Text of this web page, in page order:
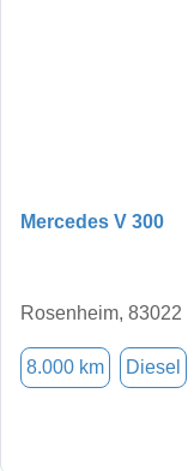
Mercedes V 300
Rosenheim, 83022
8.000 km Diesel